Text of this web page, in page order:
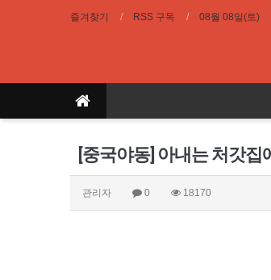
즐겨찾기 RSS 구독 08월 08일(토)
[중국야동] 아내는 처갓
관리자 0 18170